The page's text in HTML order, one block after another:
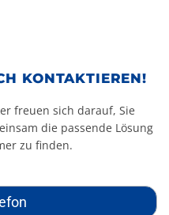
KONTAKTIEREN!
freuen sich darauf, Sie
die passende Lösung
zu finden.